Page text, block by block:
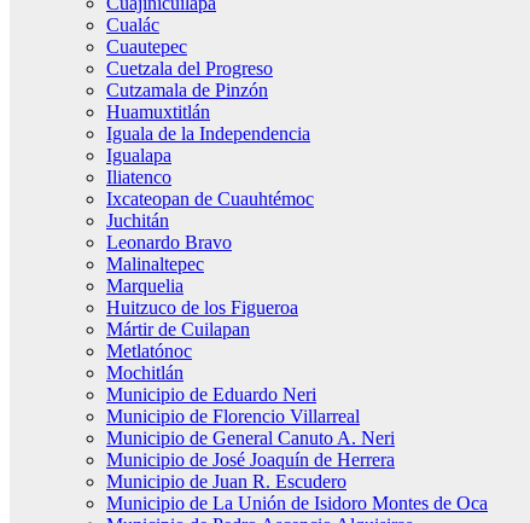
Cualác
Cuautepec
Cuetzala del Progreso
Cutzamala de Pinzón
Huamuxtitlán
Iguala de la Independencia
Igualapa
Iliatenco
Ixcateopan de Cuauhtémoc
Juchitán
Leonardo Bravo
Malinaltepec
Marquelia
Huitzuco de los Figueroa
Mártir de Cuilapan
Metlatónoc
Mochitlán
Municipio de Eduardo Neri
Municipio de Florencio Villarreal
Municipio de General Canuto A. Neri
Municipio de José Joaquín de Herrera
Municipio de Juan R. Escudero
Municipio de La Unión de Isidoro Montes de Oca